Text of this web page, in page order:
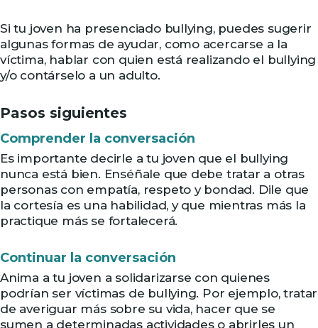
Si tu joven ha presenciado bullying, puedes sugerir
algunas formas de ayudar, como acercarse a la
víctima, hablar con quien está realizando el bullying
y/o contárselo a un adulto.
Pasos siguientes
Comprender la conversación
Es importante decirle a tu joven que el bullying
nunca está bien. Enséñale que debe tratar a otras
personas con empatía, respeto y bondad. Dile que
la cortesía es una habilidad, y que mientras más la
practique más se fortalecerá.
Continuar la conversación
Anima a tu joven a solidarizarse con quienes
podrían ser víctimas de bullying. Por ejemplo, tratar
de averiguar más sobre su vida, hacer que se
sumen a determinadas actividades o abrirles un